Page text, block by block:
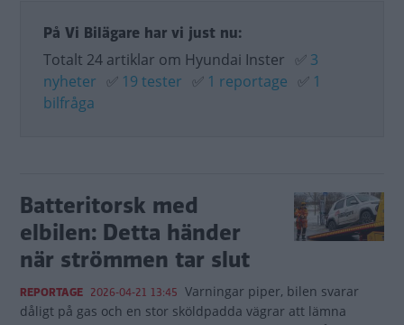
På Vi Bilägare har vi just nu:
Totalt 24 artiklar om Hyundai Inster ✅ 3
nyheter ✅ 19 tester ✅ 1 reportage ✅ 1
bilfråga
Batteritorsk med
elbilen: Detta händer
när strömmen tar slut
REPORTAGE 2026-04-21 13:45 Varningar piper, bilen svarar
dåligt på gas och en stor sköldpadda vägrar att lämna